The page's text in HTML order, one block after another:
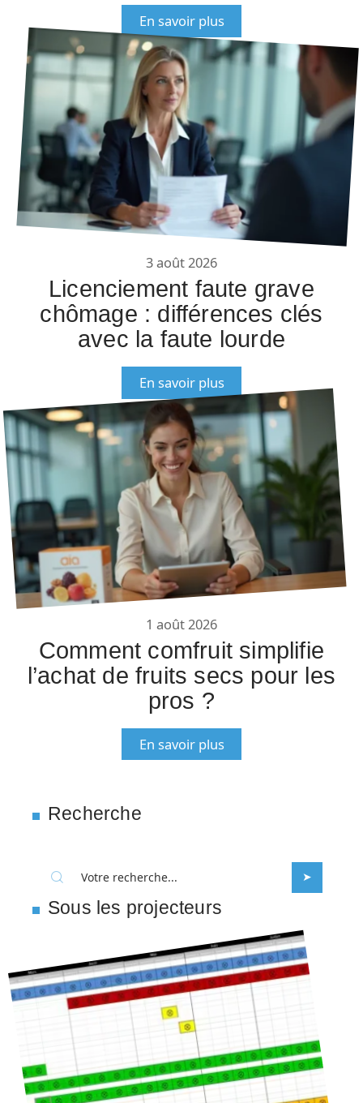
En savoir plus
3 août 2026
Licenciement faute grave
chômage : différences clés
avec la faute lourde
En savoir plus
1 août 2026
Comment comfruit simplifie
l’achat de fruits secs pour les
pros ?
En savoir plus
Recherche
Sous les projecteurs